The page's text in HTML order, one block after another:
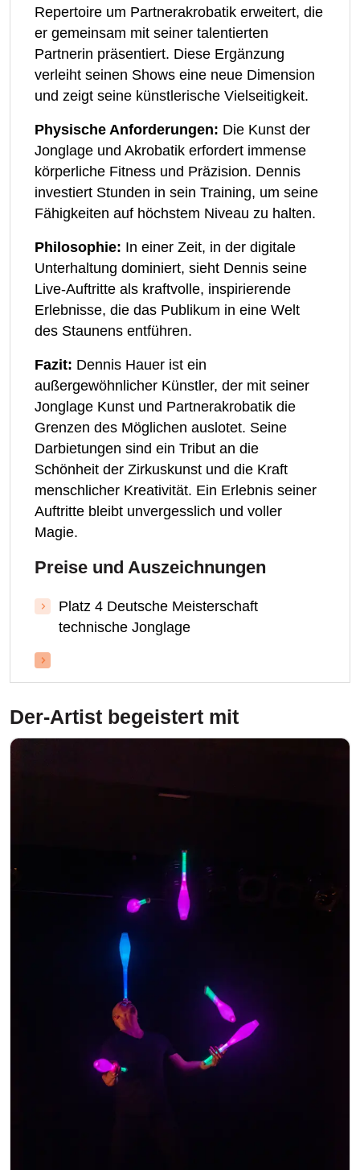
Repertoire um Partnerakrobatik erweitert, die
er gemeinsam mit seiner talentierten
Partnerin präsentiert. Diese Ergänzung
verleiht seinen Shows eine neue Dimension
und zeigt seine künstlerische Vielseitigkeit.
Physische Anforderungen: Die Kunst der
Jonglage und Akrobatik erfordert immense
körperliche Fitness und Präzision. Dennis
investiert Stunden in sein Training, um seine
Fähigkeiten auf höchstem Niveau zu halten.
Philosophie: In einer Zeit, in der digitale
Unterhaltung dominiert, sieht Dennis seine
Live-Auftritte als kraftvolle, inspirierende
Erlebnisse, die das Publikum in eine Welt
des Staunens entführen.
Fazit: Dennis Hauer ist ein
außergewöhnlicher Künstler, der mit seiner
Jonglage Kunst und Partnerakrobatik die
Grenzen des Möglichen auslotet. Seine
Darbietungen sind ein Tribut an die
Schönheit der Zirkuskunst und die Kraft
menschlicher Kreativität. Ein Erlebnis seiner
Auftritte bleibt unvergesslich und voller
Magie.
Preise und Auszeichnungen
Platz 4 Deutsche Meisterschaft
technische Jonglage
Der-Artist begeistert mit